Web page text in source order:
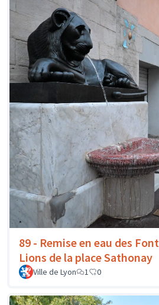
89 - Remise en eau des
Lions de la place Sathonay
Ville de Lyon 1 0